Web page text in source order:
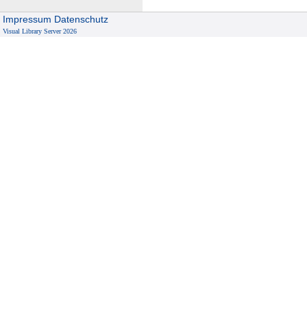
Impressum Datenschutz
Visual Library Server 2026